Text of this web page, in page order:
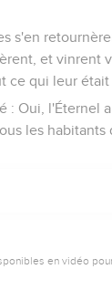
s'en
et vinrent
ce qui leur était
: Oui, l'Éternel
les
en vidéo